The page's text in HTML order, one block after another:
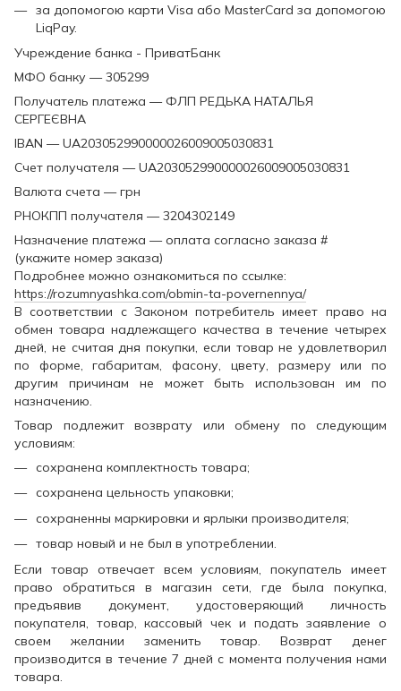
за допомогою карти Visa або MasterCard за допомогою
LiqPay.
Учреждение банка - ПриватБанк
МФО банку — 305299
Получатель платежа — ФЛП РЕДЬКА НАТАЛЬЯ
СЕРГЕЄВНА
IBAN — UA203052990000026009005030831
Счет получателя — UA203052990000026009005030831
Валюта счета — грн
РНОКПП получателя — 3204302149
Назначение платежа — оплата согласно заказа #
(укажите номер заказа)
Подробнее можно ознакомиться по ссылке:
https://rozumnyashka.com/obmin-ta-povernennya/
В соответствии с Законом потребитель имеет право на
обмен товара надлежащего качества в течение четырех
дней, не считая дня покупки, если товар не удовлетворил
по форме, габаритам, фасону, цвету, размеру или по
другим причинам не может быть использован им по
назначению.
Товар подлежит возврату или обмену по следующим
условиям:
сохранена комплектность товара;
сохранена цельность упаковки;
сохраненны маркировки и ярлыки производителя;
товар новый и не был в употреблении.
Если товар отвечает всем условиям, покупатель имеет
право обратиться в магазин сети, где была покупка,
предъявив документ, удостоверяющий личность
покупателя, товар, кассовый чек и подать заявление о
своем желании заменить товар. Возврат денег
производится в течение 7 дней с момента получения нами
товара.